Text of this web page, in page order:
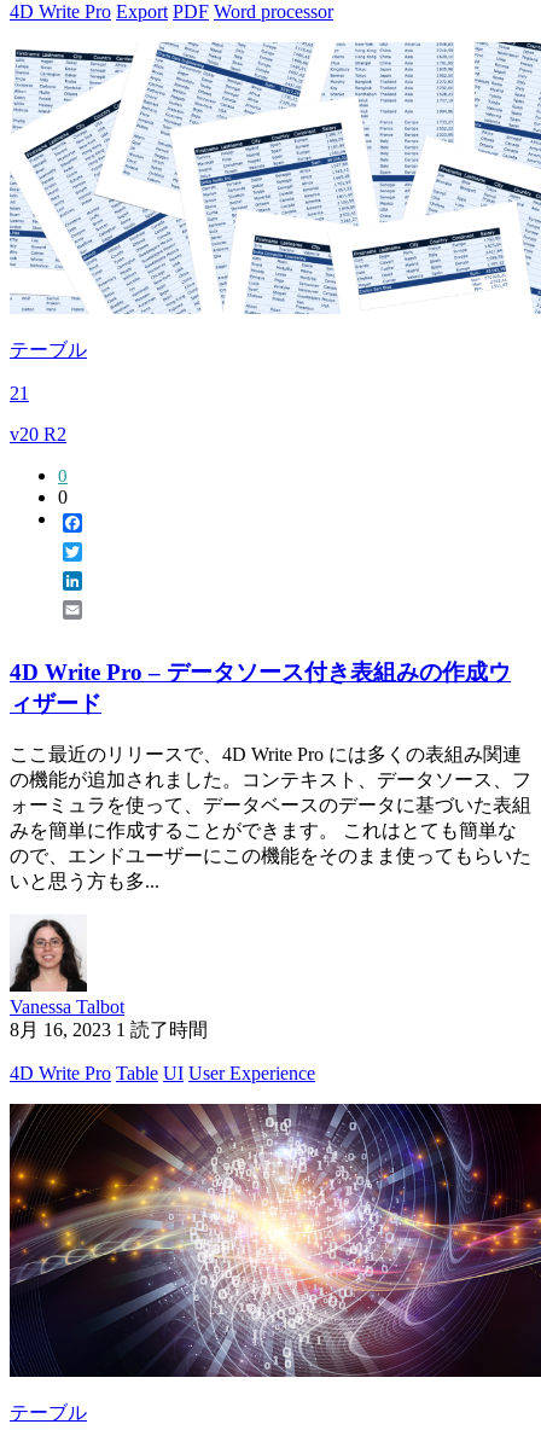
4D Write Pro Export PDF Word processor
テーブル
21
v20 R2
0
0
4D Write Pro – データソース付き表組みの作成ウ
ィザード
ここ最近のリリースで、4D Write Pro には多くの表組み関連
の機能が追加されました。コンテキスト、データソース、フ
ォーミュラを使って、データベースのデータに基づいた表組
みを簡単に作成することができます。 これはとても簡単な
ので、エンドユーザーにこの機能をそのまま使ってもらいた
いと思う方も多...
Vanessa Talbot
8月 16, 2023 1 読了時間
4D Write Pro Table UI User Experience
テーブル